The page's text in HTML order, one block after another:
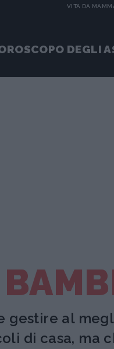
VITA DA
DEGLI
gestire al
di casa, ma